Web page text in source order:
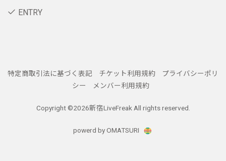
ENTRY
特定商取引法に基づく表記 チケット利用規約
プライバシーポリ
シー
メンバー利用規約
Copyright ©2026新宿LiveFreak All rights reserved.
powerd by OMATSURI